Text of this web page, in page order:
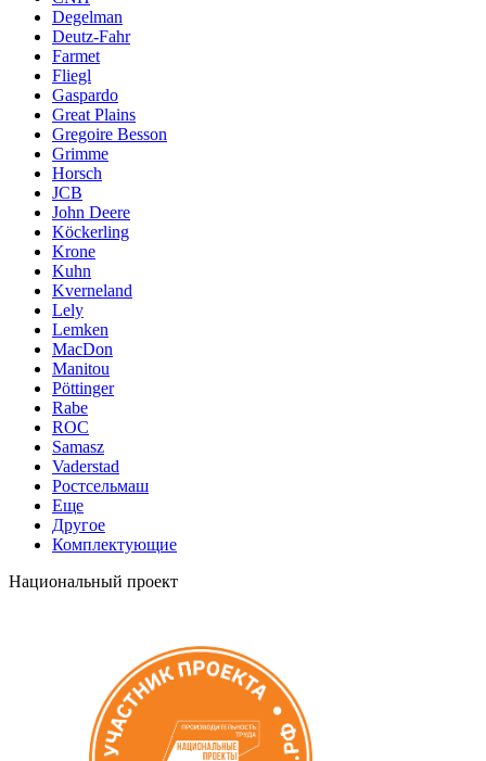
Degelman
Deutz-Fahr
Farmet
Fliegl
Gaspardo
Great Plains
Gregoire Besson
Grimme
Horsch
JCB
John Deere
Köckerling
Krone
Kuhn
Kverneland
Lely
Lemken
MacDon
Manitou
Pöttinger
Rabe
ROC
Samasz
Vaderstad
Ростсельмаш
Еще
Другое
Комплектующие
Национальный проект